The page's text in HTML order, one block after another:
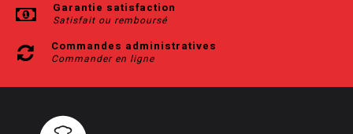
Garantie satisfaction
Satisfait ou remboursé
Commandes administratives
Commander en ligne